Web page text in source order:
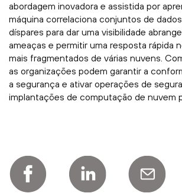
abordagem inovadora e assistida por
máquina correlaciona conjuntos de
díspares para dar uma visibilidade
ameaças e permitir uma resposta rápida
mais fragmentados de várias nuvens.
as organizações podem garantir a
a segurança e ativar operações de
implantações de computação de nuvem